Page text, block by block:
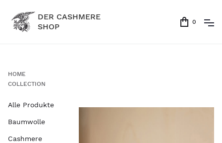
DER CASHMERE
SHOP
0
HOME
COLLECTION
Alle Produkte
Baumwolle
Cashmere